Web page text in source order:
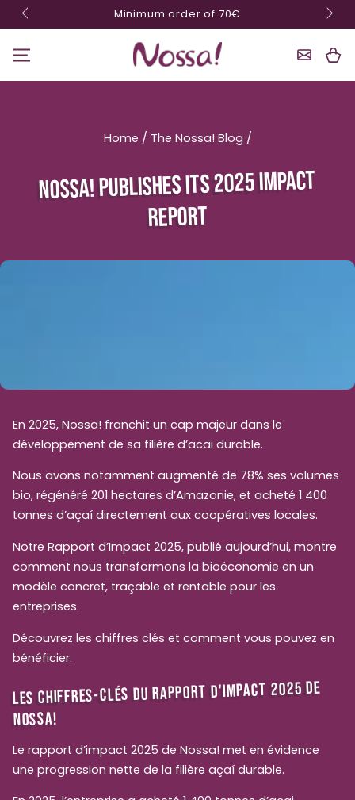
10% off on orders of €200 or more with code
NOSSA10
Cart
Home / The Nossa! Blog /
NOSSA! PUBLISHES ITS 2025 IMPACT
REPORT
En 2025, Nossa! franchit un cap majeur dans le
développement de sa filière d’acai durable.
Nous avons notamment augmenté de 78% ses volumes
bio, régénéré 201 hectares d’Amazonie, et acheté 1 400
tonnes d’açaí directement aux coopératives locales.
Notre Rapport d’Impact 2025, publié aujourd’hui, montre
comment nous transformons la bioéconomie en un
modèle concret, traçable et rentable pour les
entreprises.
Découvrez les chiffres clés et comment vous pouvez en
bénéficier.
LES CHIFFRES-CLÉS DU RAPPORT D'IMPACT 2025 DE
NOSSA!
Le rapport d’impact 2025 de Nossa! met en évidence
une progression nette de la filière açaí durable.